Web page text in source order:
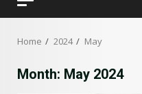
Home 2024 May
Month: May 2024